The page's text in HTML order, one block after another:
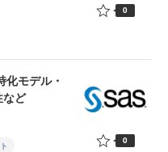
0
モデル・
など
0